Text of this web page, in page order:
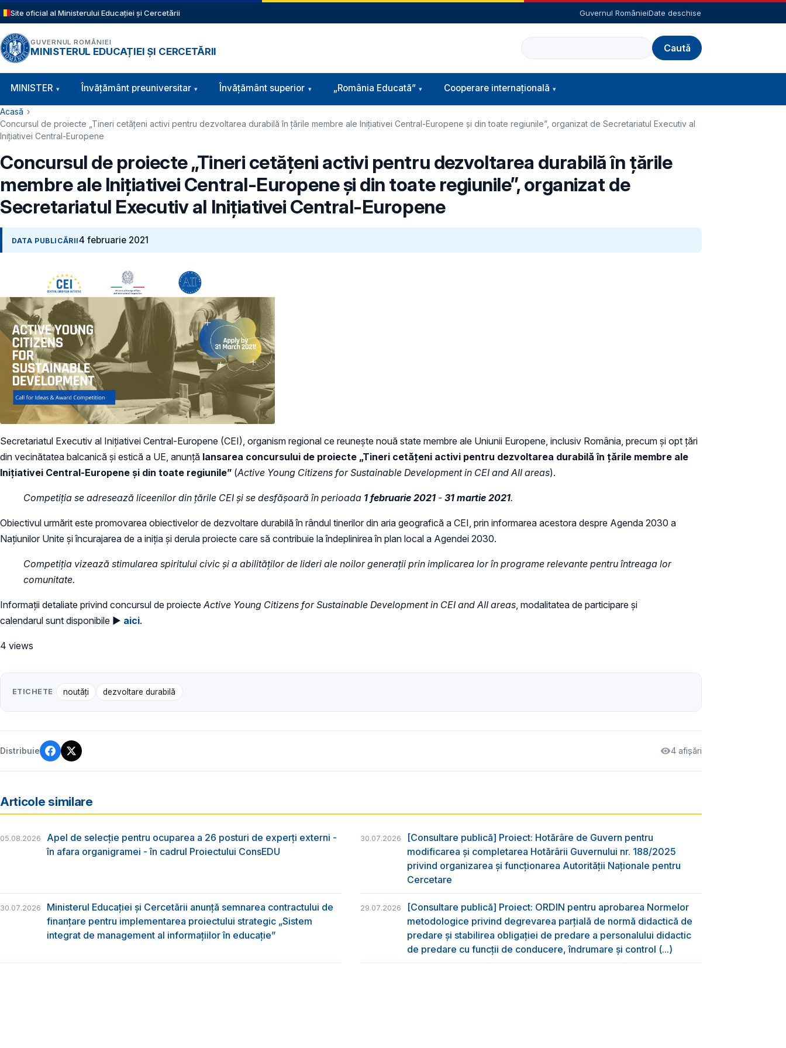
Sari la conținutul principal
Site oficial al Ministerului Educației și Cercetării Guvernul RomânieiDate deschise
GUVERNUL ROMÂNIEI
MINISTERUL EDUCAȚIEI ȘI CERCETĂRII
Caută
Navigație principală
MINISTER Învăţământ preuniversitar Învățământ superior „România Educată” Cooperare internațională
Cale de navigare
Acasă
Concursul de proiecte „Tineri cetățeni activi pentru dezvoltarea durabilă în țările membre ale Inițiativei Central-Europene și din toate regiunile”, organizat de Secretariatul Executiv al
Inițiativei Central-Europene
Concursul de proiecte „Tineri cetățeni activi pentru dezvoltarea durabilă în țările
membre ale Inițiativei Central-Europene și din toate regiunile”, organizat de
Secretariatul Executiv al Inițiativei Central-Europene
DATA PUBLICĂRII4 februarie 2021
Secretariatul Executiv al Inițiativei Central-Europene (CEI), organism regional ce reunește nouă state membre ale Uniunii Europene, inclusiv România, precum și opt țări
din vecinătatea balcanică și estică a UE, anunță lansarea concursului de proiecte „Tineri cetățeni activi pentru dezvoltarea durabilă în țările membre ale
Inițiativei Central-Europene și din toate regiunile” (Active Young Citizens for Sustainable Development in CEI and AII areas).
Competiția se adresează liceenilor din țările CEI și se desfășoară în perioada 1 februarie 2021 - 31 martie 2021.
Obiectivul urmărit este promovarea obiectivelor de dezvoltare durabilă în rândul tinerilor din aria geografică a CEI, prin informarea acestora despre Agenda 2030 a
Națiunilor Unite și încurajarea de a iniția și derula proiecte care să contribuie la îndeplinirea în plan local a Agendei 2030.
Competiția vizează stimularea spiritului civic și a abilităților de lideri ale noilor generații prin implicarea lor în programe relevante pentru întreaga lor
comunitate.
Informații detaliate privind concursul de proiecte Active Young Citizens for Sustainable Development in CEI and AII areas , modalitatea de participare și
calendarul sunt disponibile ► aici.
4 views
ETICHETE noutăți dezvoltare durabilă
Distribuie 4 afișări
Articole similare
05.08.2026
Apel de selecție pentru ocuparea a 26 posturi de experți externi -
în afara organigramei - în cadrul Proiectului ConsEDU
30.07.2026
[Consultare publică] Proiect: Hotărâre de Guvern pentru
modificarea și completarea Hotărârii Guvernului nr. 188/2025
privind organizarea şi funcţionarea Autorităţii Naţionale pentru
Cercetare
30.07.2026
Ministerul Educației și Cercetării anunță semnarea contractului de
finanțare pentru implementarea proiectului strategic „Sistem
integrat de management al informațiilor în educație”
29.07.2026
[Consultare publică] Proiect: ORDIN pentru aprobarea Normelor
metodologice privind degrevarea parțială de normă didactică de
predare şi stabilirea obligaţiei de predare a personalului didactic
de predare cu funcții de conducere, îndrumare și control (...)